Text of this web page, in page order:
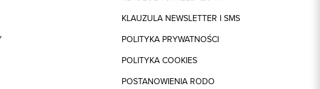
KLAUZULA NEWSLETTER I SMS
POLITYKA PRYWATNOŚCI
POLITYKA COOKIES
POSTANOWIENIA RODO